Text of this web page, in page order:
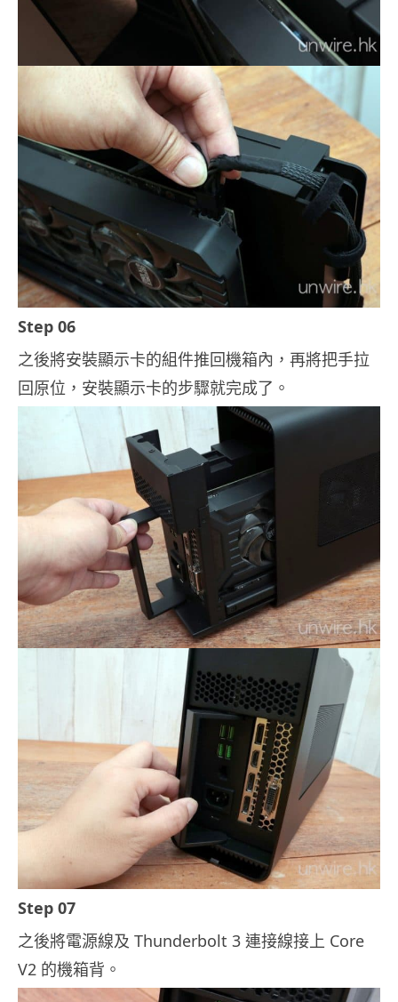
Step 06
之後將安裝顯示卡的組件推回機箱內，再將把手拉
回原位，安裝顯示卡的步驟就完成了。
Step 07
之後將電源線及 Thunderbolt 3 連接線接上 Core
V2 的機箱背。